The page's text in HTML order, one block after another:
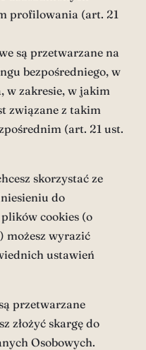
profilowania (art. 21
są przetwarzane na
bezpośredniego, w
zakresie, w jakim
związane z takim
(art. 21 ust.
skorzystać ze
do
cookies (o
możesz wyrazić
ustawień
przetwarzane
złożyć skargę do
Osobowych.